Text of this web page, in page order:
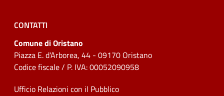
CONTATTI
Comune di Oristano
Piazza E. d'Arborea, 44 - 09170 Oristano
Codice fiscale / P. IVA: 00052090958
Ufficio Relazioni con il Pubblico